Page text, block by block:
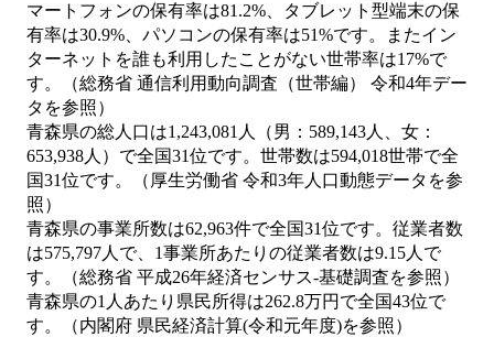
マートフォンの保有率は81.2%、タブレット型端末の保
有率は30.9%、パソコンの保有率は51%です。またイン
ターネットを誰も利用したことがない世帯率は17%で
す。（総務省 通信利用動向調査（世帯編） 令和4年デー
タを参照）
青森県の総人口は1,243,081人（男：589,143人、女：
653,938人）で全国31位です。世帯数は594,018世帯で全
国31位です。（厚生労働省 令和3年人口動態データを参
照）
青森県の事業所数は62,963件で全国31位です。従業者数
は575,797人で、1事業所あたりの従業者数は9.15人で
す。（総務省 平成26年経済センサス‐基礎調査を参照）
青森県の1人あたり県民所得は262.8万円で全国43位で
す。（内閣府 県民経済計算(令和元年度)を参照）